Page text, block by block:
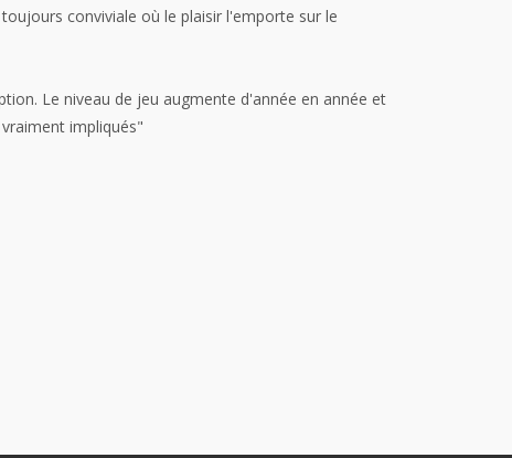
conviviale où le plaisir l'emporte sur le
Le niveau de jeu augmente d'année en année et
impliqués"